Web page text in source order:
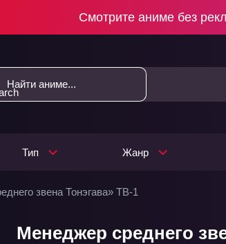
Смотрите аниме без
Тип Жанр
звена Тонэгава» ТВ-1
Менеджер среднего